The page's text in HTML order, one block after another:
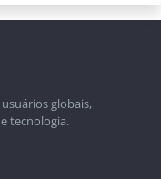
globais,
tecnologia.